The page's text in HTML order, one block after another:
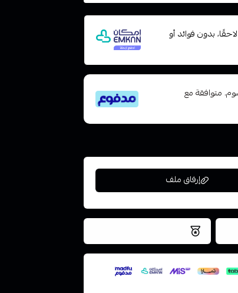
لاحقًا، بدون فوائد أو
فوائد أو رسوم. متوافقة مع
إرفاق ملف
نتميز بلجودة والتخزين الامن